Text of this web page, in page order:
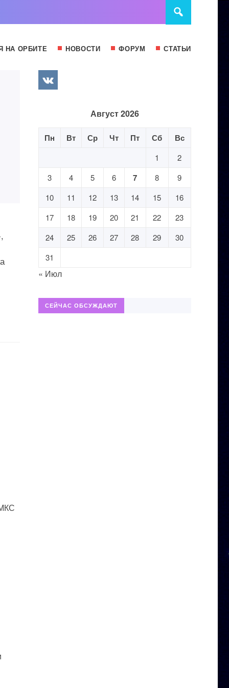
НА ОРБИТЕ НОВОСТИ ФОРУМ СТАТЬИ
Август 2026
Пн Вт Ср Чт Пт Сб Вс
1
2
3
4 5 6 7 8
9
10
11 12 13 14 15
16
17
18 19 20 21 22
23
24
25 26 27 28 29
30
31
« Июл
СЕЙЧАС ОБСУЖДАЮТ